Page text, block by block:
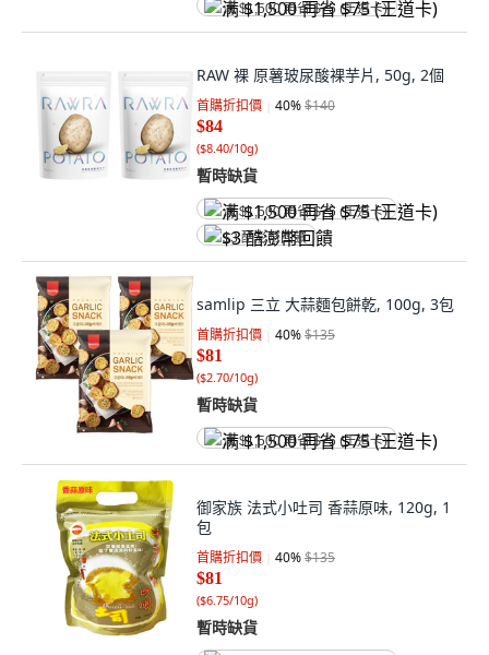
满 $1,500 再省 $75 (王道卡)
RAW 裸 原薯玻尿酸裸芋片, 50g, 2個
首購折扣價 40%$140
$84
($8.40/10g)
暫時缺貨
满 $1,500 再省 $75 (王道卡)
$3 酷澎幣回饋
samlip 三立 大蒜麵包餅乾, 100g, 3包
首購折扣價 40%$135
$81
($2.70/10g)
暫時缺貨
满 $1,500 再省 $75 (王道卡)
御家族 法式小吐司 香蒜原味, 120g, 1
包
首購折扣價 40%$135
$81
($6.75/10g)
暫時缺貨